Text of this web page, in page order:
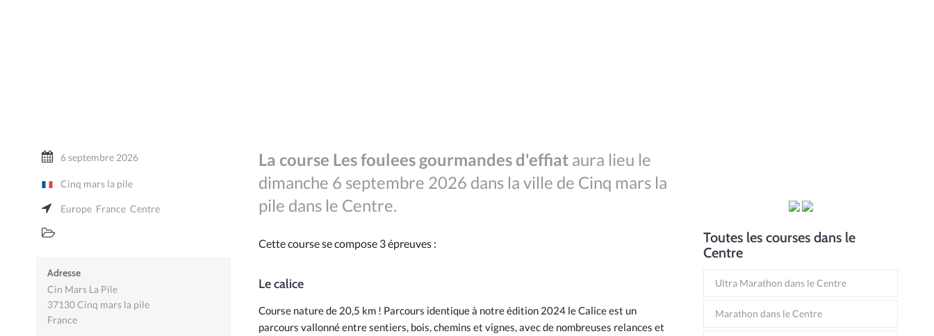
6 septembre 2026
Cinq mars la pile
Europe France Centre
Adresse
Cin Mars La Pile
37130Cinq mars la pile
France
La course Les foulees gourmandes d'effiat aura lieu le
dimanche 6 septembre 2026 dans la ville de Cinq mars la
pile dans le Centre.
Cette course se compose 3 épreuves :
Le calice
Course nature de 20,5 km ! Parcours identique à notre édition 2024 le Calice est un
parcours vallonné entre sentiers, bois, chemins et vignes, avec de nombreuses relances et
Toutes les courses dans le
Centre
Ultra Marathon dans le Centre
Marathon dans le Centre